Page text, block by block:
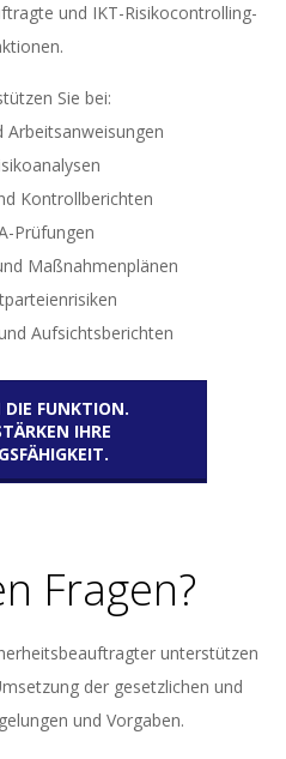
und IKT-Risikocontrolling-
Sie bei:
Arbeitsanweisungen
Kontrollberichten
Prüfungen
Maßnahmenplänen
Aufsichtsberichten
DIE FUNKTION.
IHRE
Fragen?
unterstützen
der gesetzlichen und
und Vorgaben.